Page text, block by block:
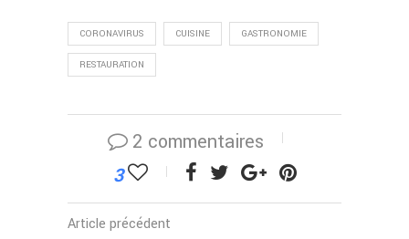
CORONAVIRUS CUISINE GASTRONOMIE
RESTAURATION
2 commentaires
3
Article précédent